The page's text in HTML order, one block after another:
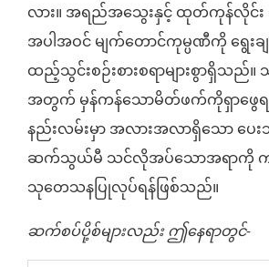
လား။ အရည်အသွေးနှင့် ထုတ်ကုန်လိုင်း
အပါအဝင် မျက်တောင်ကုမ္ပဏီကို ရွေး
ထည့်သွင်းစဉ်းစားစရာများစွာရှိသည်။
အတွက် မှန်ကန်သောမိတ်ဖက်ကိုရှာဖွေရ
နည်းလမ်းမှာ အလားအလာရှိသော ပေး
ဆက်သွယ်မီ သင်လိုအပ်သောအရာကို ကျ
သုတေသနပြုလုပ်ရန်ဖြစ်သည်။
ဆက်စပ်ပို့စ်များလည်း ဤနေရာတွင်-